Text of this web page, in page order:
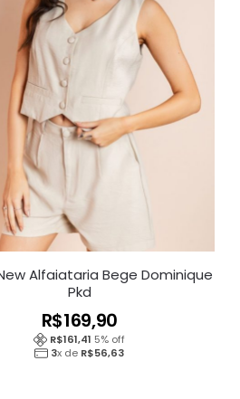
Alfaiataria Bege Dominique
Pkd
R$169,90
R$161,41 5% off
3x de R$56,63